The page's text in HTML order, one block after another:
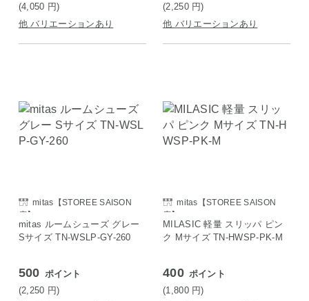
(4,050 円)
他 バリエーションあり
(2,250 円)
他 バリエーションあり
mitas【STOREE SAISON
店】
mitas ルームシューズ グレー
Sサイズ TN-WSLP-GY-260
500 ポイント
(2,250 円)
mitas【STOREE SAISON
店】
MILASIC 軽量 スリッパ ピン
ク Mサイズ TN-HWSP-PK-M
400 ポイント
(1,800 円)